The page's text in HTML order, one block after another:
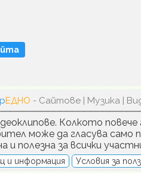
ЕДНО - Сайтове | Музика |
Колкото
може да гласува само
и полезна за всички
и информация Условия за